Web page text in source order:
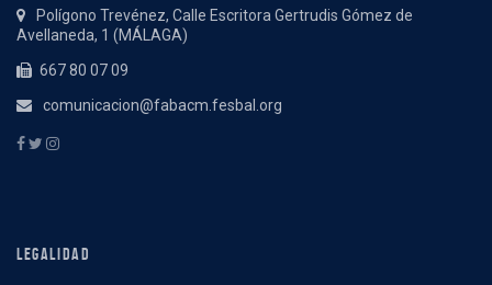
Polígono Trevénez, Calle Escritora Gertrudis Gómez de
Avellaneda, 1 (MÁLAGA)
667 80 07 09
comunicacion@fabacm.fesbal.org
LEGALIDAD